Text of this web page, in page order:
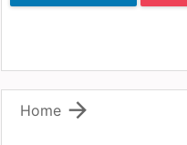

Home